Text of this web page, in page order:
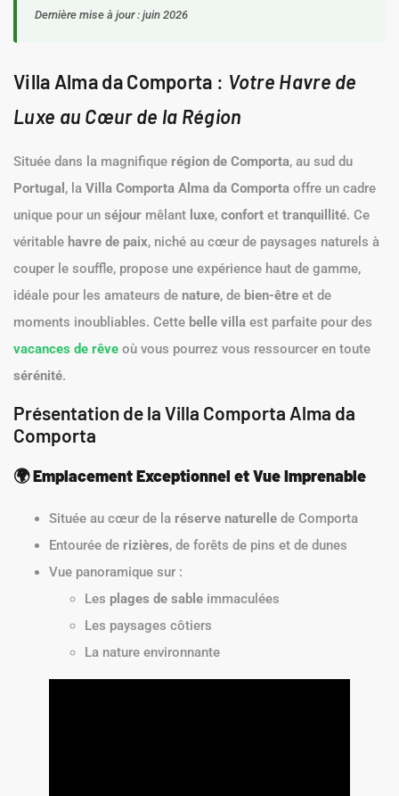
Dernière mise à jour : juin 2026
Villa Alma da Comporta : Votre Havre de
Luxe au Cœur de la Région
Située dans la magnifique région de Comporta, au sud du
Portugal , la Villa Comporta Alma da Comporta offre un cadre
unique pour un séjour mêlant luxe, confort et tranquillité. Ce
véritable havre de paix, niché au cœur de paysages naturels à
couper le souffle, propose une expérience haut de gamme,
idéale pour les amateurs de nature, de bien-être et de
moments inoubliables. Cette belle villa est parfaite pour des
vacances de rêve où vous pourrez vous ressourcer en toute
sérénité.
Présentation de la Villa Comporta Alma da
Comporta
🌍Emplacement Exceptionnel et Vue Imprenable
Située au cœur de la réserve naturelle de Comporta
Entourée de rizières, de forêts de pins et de dunes
Vue panoramique sur :
Les plages de sable immaculées
Les paysages côtiers
La nature environnante